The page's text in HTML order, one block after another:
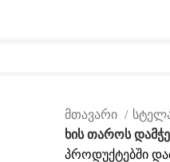
მთავარი
ხის თაროს
პროდუქტებში